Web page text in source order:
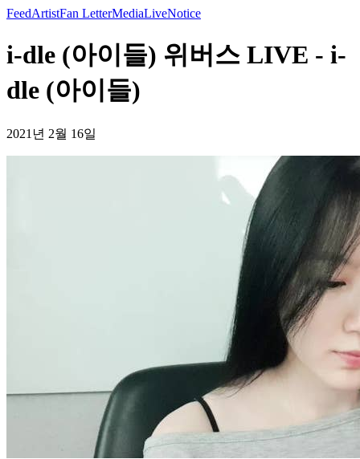
FeedArtistFan LetterMediaLiveNotice
i-dle (아이들) 위버스 LIVE - i-
dle (아이들)
2021년 2월 16일